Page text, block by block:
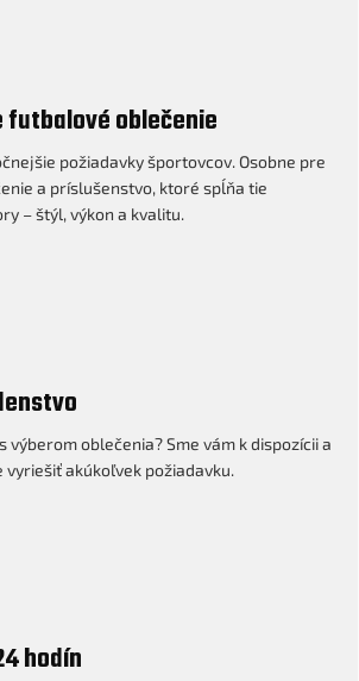
oblečenie
požiadavky športovcov. Osobne pre
a príslušenstvo, ktoré spĺňa tie
– štýl, výkon a kvalitu.
výberom oblečenia? Sme vám k dispozícii a
vyriešiť akúkoľvek požiadavku.
hodín